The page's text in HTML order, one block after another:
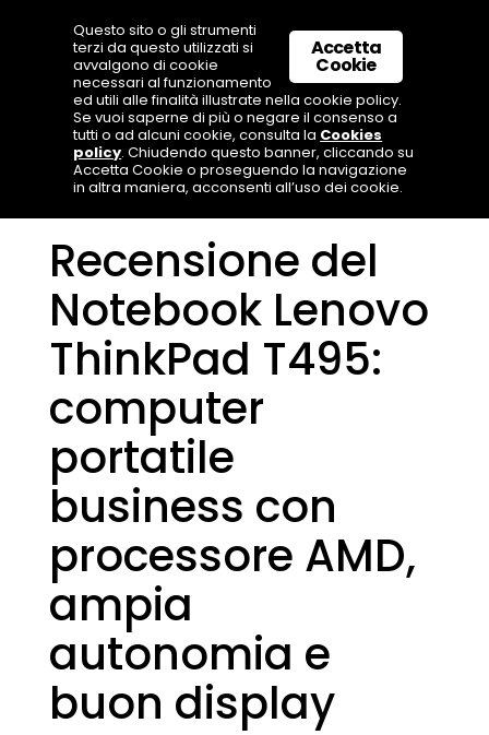
Recensione del
Notebook Lenovo
ThinkPad T495:
computer
portatile
business con
processore AMD,
ampia
autonomia e
buon display
Accetta
Cookie
Questo sito o gli strumenti
terzi da questo utilizzati si
avvalgono di cookie
necessari al funzionamento
ed utili alle finalità illustrate nella cookie policy.
Se vuoi saperne di più o negare il consenso a
tutti o ad alcuni cookie, consulta la Cookies
policy. Chiudendo questo banner, cliccando su
Accetta Cookie o proseguendo la navigazione
in altra maniera, acconsenti all’uso dei cookie.